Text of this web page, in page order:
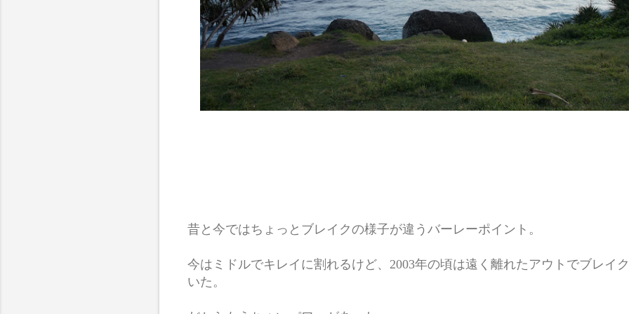
昔と今ではちょっとブレイクの様子が違うバーレーポイント。
今はミドルでキレイに割れるけど、2003年の頃は遠く離れたアウトでブレイ
いた。